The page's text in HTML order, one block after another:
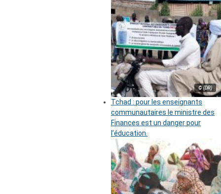
© (DR)
Tchad : pour les enseignants
communautaires le ministre des
Finances est un danger pour
l’éducation.